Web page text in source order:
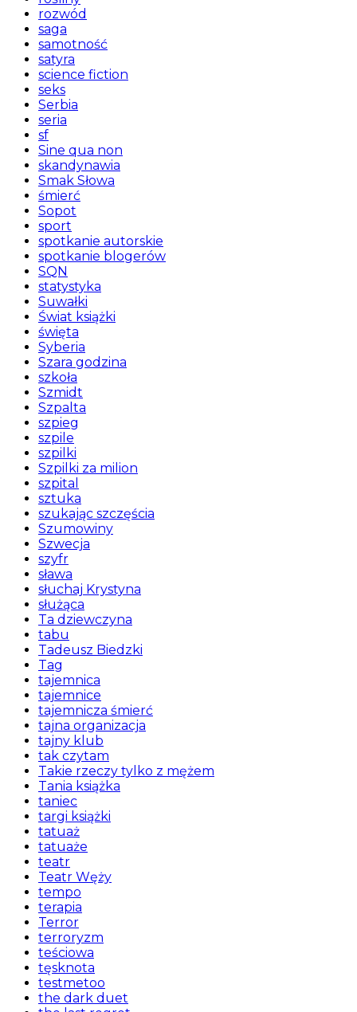
rozwód
saga
samotność
satyra
science fiction
seks
Serbia
seria
sf
Sine qua non
skandynawia
Smak Słowa
śmierć
Sopot
sport
spotkanie autorskie
spotkanie blogerów
SQN
statystyka
Suwałki
Świat książki
święta
Syberia
Szara godzina
szkoła
Szmidt
Szpalta
szpieg
szpile
szpilki
Szpilki za milion
szpital
sztuka
szukając szczęścia
Szumowiny
Szwecja
szyfr
sława
słuchaj Krystyna
służąca
Ta dziewczyna
tabu
Tadeusz Biedzki
Tag
tajemnica
tajemnice
tajemnicza śmierć
tajna organizacja
tajny klub
tak czytam
Takie rzeczy tylko z mężem
Tania książka
taniec
targi książki
tatuaż
tatuaże
teatr
Teatr Węży
tempo
terapia
Terror
terroryzm
teściowa
tęsknota
testmetoo
the dark duet